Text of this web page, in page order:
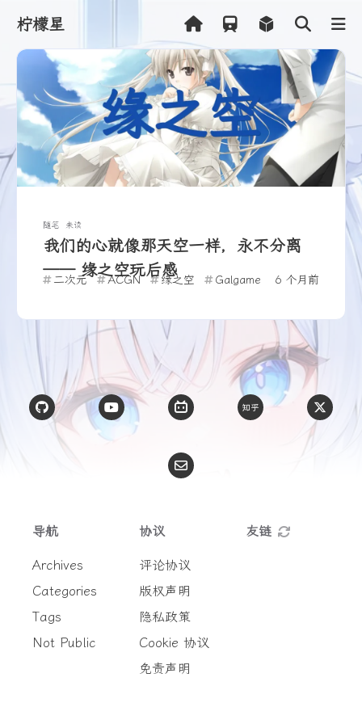
Shift K 关闭快捷菜单
Shift A 打开控制台
Shift 播放/暂停音乐
柠檬星
随笔 未读
我们的心就像那天空一样，永不分离
—— 缘之空玩后感
二次元 ACGN 缘之空 Galgame 读后感
6 个月前
导航
Archives
Categories
Tags
Not Public
协议
评论协议
版权声明
隐私政策
Cookie 协议
免责声明
友链